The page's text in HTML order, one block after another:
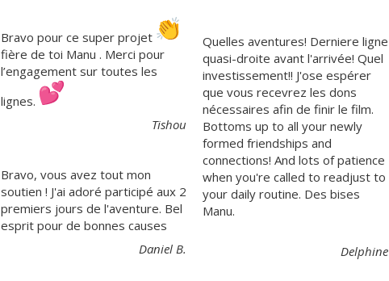
Bravo pour ce super projet
fière de toi Manu . Merci pour
l’engagement sur toutes les
lignes.
Tishou
Bravo, vous avez tout mon
soutien ! J'ai adoré participé aux 2
premiers jours de l'aventure. Bel
esprit pour de bonnes causes
Daniel B.
Quelles aventures! Derniere ligne
quasi-droite avant l'arrivée! Quel
investissement!! J'ose espérer
que vous recevrez les dons
nécessaires afin de finir le film.
Bottoms up to all your newly
formed friendships and
connections! And lots of patience
when you're called to readjust to
your daily routine. Des bises
Manu.
Delphine